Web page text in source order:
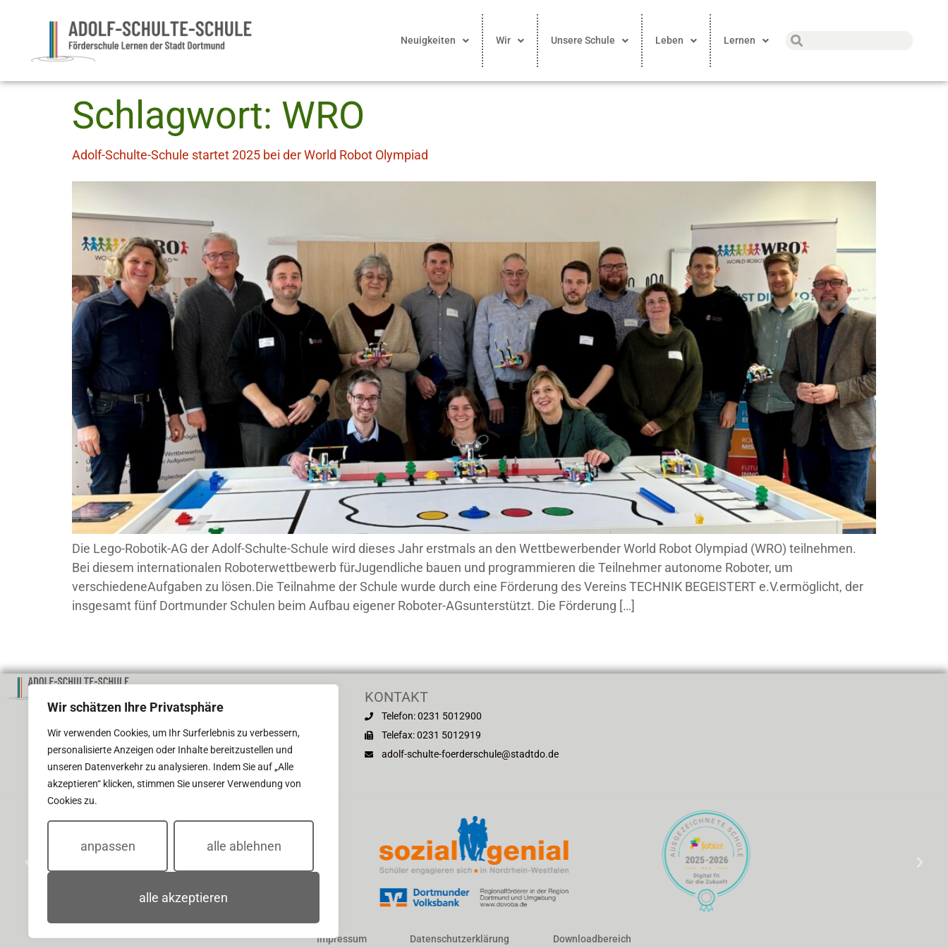
Wir schätzen Ihre Privatsphäre
Wir verwenden Cookies, um Ihr Surferlebnis zu verbessern,
personalisierte Anzeigen oder Inhalte bereitzustellen und
unseren Datenverkehr zu analysieren. Indem Sie auf „Alle
akzeptieren“ klicken, stimmen Sie unserer Verwendung von
Cookies zu.
anpassen alle ablehnen
alle akzeptieren
Neuigkeiten Wir Unsere Schule Leben Lernen
Schlagwort: WRO
Adolf-Schulte-Schule startet 2025 bei der World Robot Olympiad
Die Lego-Robotik-AG der Adolf-Schulte-Schule wird dieses Jahr erstmals an den Wettbewerbender World Robot Olympiad (WRO) teilnehmen.
Bei diesem internationalen Roboterwettbewerb fürJugendliche bauen und programmieren die Teilnehmer autonome Roboter, um
verschiedeneAufgaben zu lösen.Die Teilnahme der Schule wurde durch eine Förderung des Vereins TECHNIK BEGEISTERT e.V.ermöglicht, der
insgesamt fünf Dortmunder Schulen beim Aufbau eigener Roboter-AGsunterstützt. Die Förderung […]
Adolf-Schulte-Schule
Förderschule Lernen der Stadt Dortmund
Diakon-Koch-Weg 3 | 44287 Dortmund
KONTAKT
Telefon: 0231 5012900
Telefax: 0231 5012919
adolf-schulte-foerderschule@stadtdo.de
Impressum Datenschutzerklärung Downloadbereich